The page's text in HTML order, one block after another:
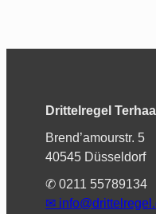
Drittelregel
Brend’amourstr. 5
40545 Düsseldorf
✆ 0211 55789134
✉︎